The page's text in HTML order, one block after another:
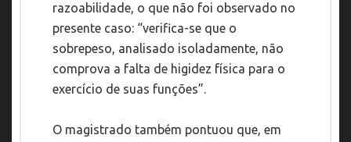
razoabilidade, o que não foi observado no
presente caso: “verifica-se que o
sobrepeso, analisado isoladamente, não
comprova a falta de higidez física para o
exercício de suas funções”.
O magistrado também pontuou que, em